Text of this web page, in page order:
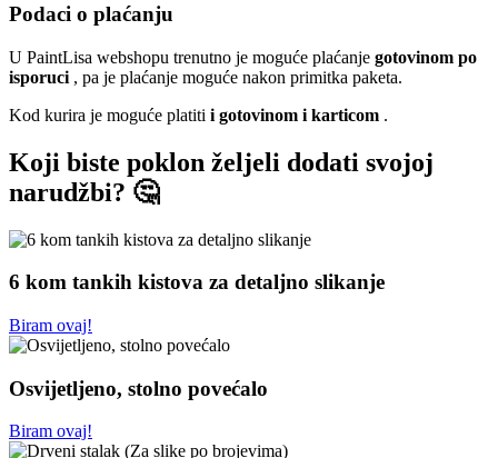
Podaci o plaćanju
U PaintLisa webshopu trenutno je moguće plaćanje gotovinom po
isporuci , pa je plaćanje moguće nakon primitka paketa.
Kod kurira je moguće platiti i gotovinom i karticom .
Koji biste poklon željeli dodati svojoj
narudžbi? 🤔
6 kom tankih kistova za detaljno slikanje
Biram ovaj!
Osvijetljeno, stolno povećalo
Biram ovaj!